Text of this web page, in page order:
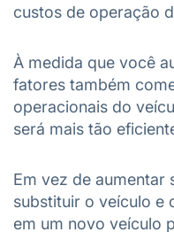
custos de operação
À medida que você
fatores também
operacionais do
será mais tão
Em vez de aumentar
substituir o veículo e
em um novo veículo